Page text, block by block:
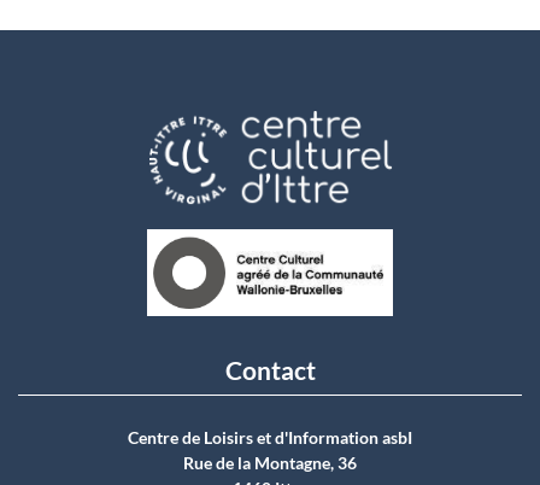
Contact
Centre de Loisirs et d'Information asbI
Rue de la Montagne, 36